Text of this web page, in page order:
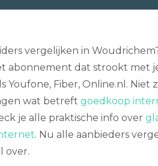
vergelijken in
abonnement dat strookt met
Youfone, Fiber, Online.nl.
wat betreft goedkoop
je alle praktische info over
. Nu alle aanbieders
over.